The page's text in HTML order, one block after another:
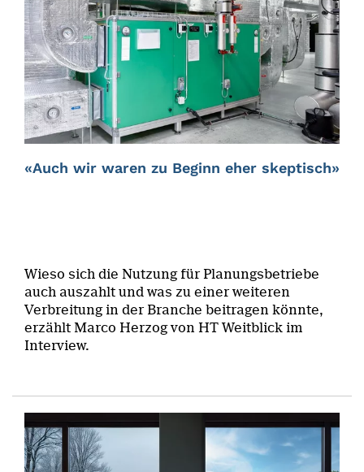
«Auch wir waren zu Beginn eher skeptisch»
Wieso sich die Nutzung für Planungsbetriebe
auch auszahlt und was zu einer weiteren
Verbreitung in der Branche beitragen könnte,
erzählt Marco Herzog von HT Weitblick im
Interview.